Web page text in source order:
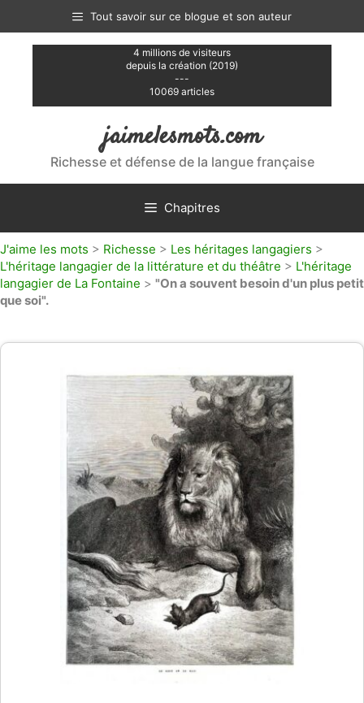
contenu
Tout savoir sur ce blogue et son auteur
4 millions de visiteurs
depuis la création (2019)
---
10069 articles
jaimelesmots.com
Richesse et défense de la langue française
Chapitres
J'aime les mots > Richesse > Les héritages langagiers >
L'héritage langagier de la littérature et du théâtre > L'héritage
langagier de La Fontaine > "On a souvent besoin d'un plus petit
que soi".